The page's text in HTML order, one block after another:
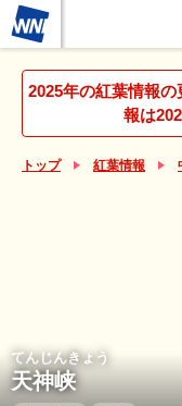
紅葉レーダー 紅葉ニュ
2025年の紅葉情報
報は
トップ 紅葉情報
てんじんきょう
天神峡